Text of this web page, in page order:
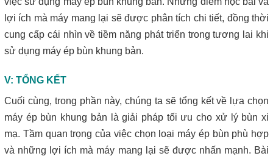
lợi ích mà máy mang lại sẽ được phân tích chi tiết, đồng thời
cung cấp cái nhìn về tiềm năng phát triển trong tương lai khi
sử dụng máy ép bùn khung bản.
V: TỔNG KẾT
Cuối cùng, trong phần này, chúng ta sẽ tổng kết về lựa chọn
máy ép bùn khung bản là giải pháp tối ưu cho xử lý bùn xi
mạ. Tầm quan trọng của việc chọn loại máy ép bùn phù hợp
và những lợi ích mà máy mang lại sẽ được nhấn mạnh. Bài